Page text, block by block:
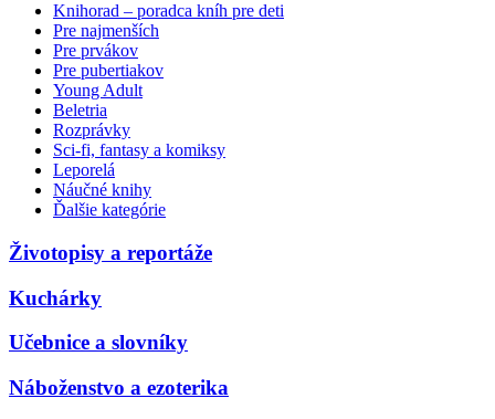
Knihorad – poradca kníh pre deti
Pre najmenších
Pre prvákov
Pre pubertiakov
Young Adult
Beletria
Rozprávky
Sci-fi, fantasy a komiksy
Leporelá
Náučné knihy
Ďalšie kategórie
Životopisy a reportáže
Kuchárky
Učebnice a slovníky
Náboženstvo a ezoterika